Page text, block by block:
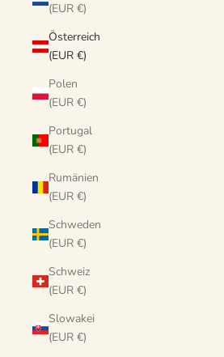
(EUR €)
Österreich
(EUR €)
Polen
(EUR €)
Portugal
(EUR €)
Rumänien
(EUR €)
Schweden
(EUR €)
Schweiz
(EUR €)
Slowakei
(EUR €)